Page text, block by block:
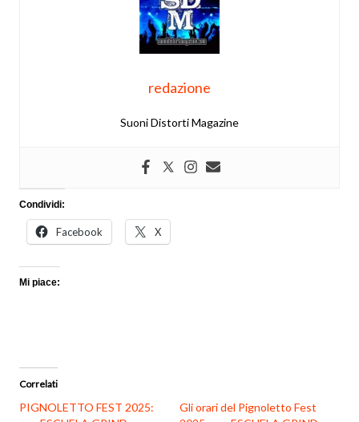
redazione
Suoni Distorti Magazine
Condividi:
Facebook X
Mi piace:
Correlati
PIGNOLETTO FEST 2025:
Gli orari del Pignoletto Fest